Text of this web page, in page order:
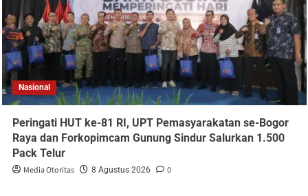
Nasional
Peringati HUT ke-81 RI, UPT Pemasyarakatan se-Bogor
Raya dan Forkopimcam Gunung Sindur Salurkan 1.500
Pack Telur
Media Otoritas 8 Agustus 2026 0